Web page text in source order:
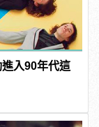
入90年代這